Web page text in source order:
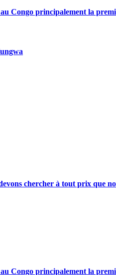
Congo principalement la
chercher à tout prix que
Congo principalement la